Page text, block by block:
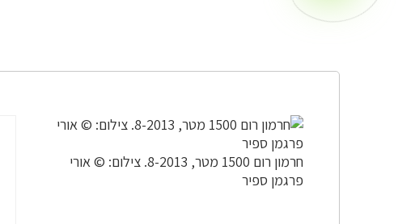
חרמון רום 1500 מטר, 8-2013. צילום: © אורי
פרגמן ספיר